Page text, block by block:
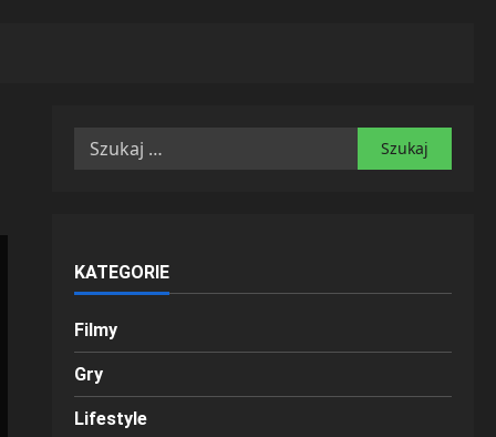
Szukaj:
KATEGORIE
Filmy
Gry
Lifestyle